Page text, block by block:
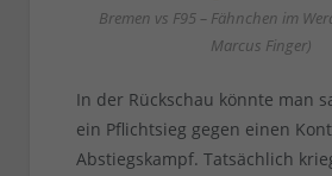
Bremen vs F95 – Fähnchen im
Marcus Finger)
In der Rückschau könnte man
ein Pflichtsieg gegen einen
Abstiegskampf. Tatsächlich